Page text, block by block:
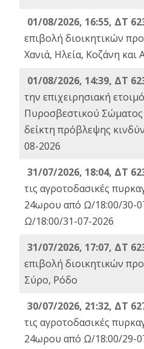
01/08/2026, 16:55, ΔΤ
επιβολή διοικητικών
Χανιά, Ηλεία, Κοζάνη και
01/08/2026, 14:39, ΔΤ
την επιχειρησιακή
Πυροσβεστικού
δείκτη πρόβλεψης
08-2026
31/07/2026, 18:04, ΔΤ
τις αγροτοδασικές
24ωρου από Ω/18:00/30-
Ω/18:00/31-07-2026
31/07/2026, 17:07, ΔΤ
επιβολή διοικητικών
Σύρο, Ρόδο
30/07/2026, 21:32, ΔΤ
τις αγροτοδασικές
24ωρου από Ω/18:00/29-